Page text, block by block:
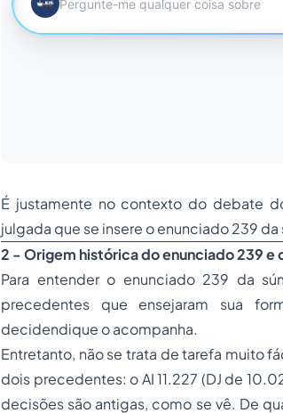
É justamente no contexto do debate
julgada que se insere o enunciado 239
2 - Origem histórica do enunciado 239
Para entender o enunciado 239 da
precedentes que ensejaram sua
decidendique o acompanha.
Entretanto, não se trata de tarefa muito
dois precedentes: o AI 11.227 (DJ de
decisões são antigas, como se vê. De